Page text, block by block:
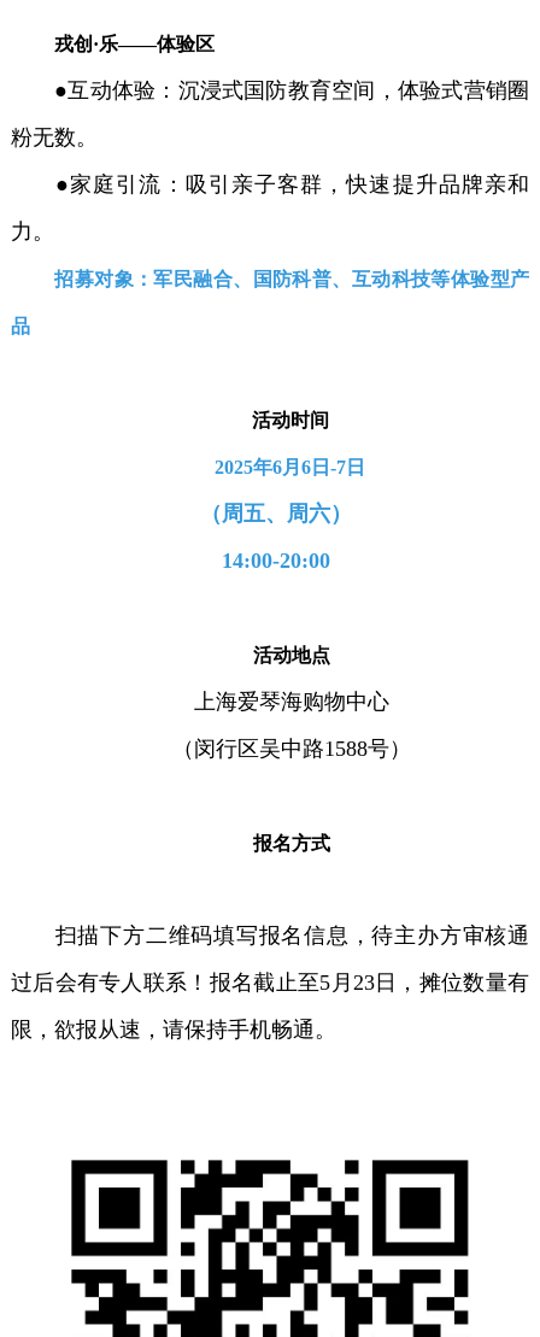
戎创·乐——体验区
●互动体验：沉浸式国防教育空间，体验式营销圈
粉无数。
●家庭引流：吸引亲子客群，快速提升品牌亲和
力。
招募对象：军民融合、国防科普、互动科技等体验型产
品
活动时间
2025年6月6日-7日
（周五、周六）
14:00-20:00
活动地点
上海爱琴海购物中心
（闵行区吴中路1588号）
报名方式
扫描下方二维码填写报名信息，待主办方审核通
过后会有专人联系！报名截止至5月23日，摊位数量有
限，欲报从速，请保持手机畅通。